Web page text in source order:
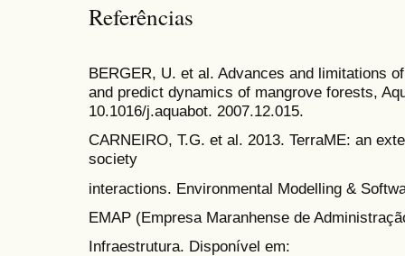
Referências
BERGER, U. et al. Advances and limitations
and predict dynamics of mangrove forests,
10.1016/j.aquabot. 2007.12.015.
CARNEIRO, T.G. et al. 2013. TerraME: an
society
interactions. Environmental Modelling &
EMAP (Empresa Maranhense de
Infraestrutura. Disponível em: